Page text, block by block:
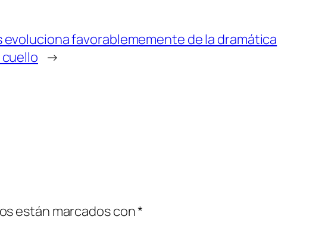
evoluciona favorablememente de la dramática
→
están marcados con*